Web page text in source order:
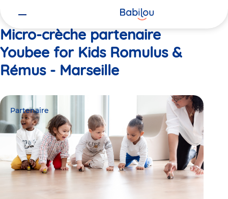
Micro-crèche partenaire
Youbee for Kids Romulus &
Rémus - Marseille
Partenaire